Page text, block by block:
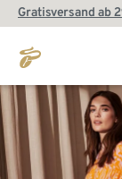
Gratisversand ab